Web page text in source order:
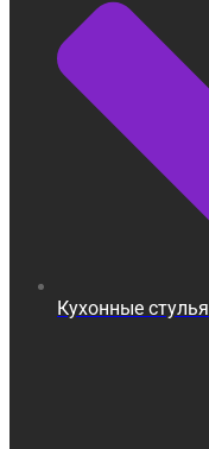
Кухонные стулья